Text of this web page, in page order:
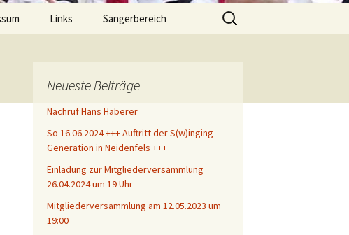
Links Sängerbereich
Suche
nach:
Neueste Beiträge
Nachruf Hans Haberer
So 16.06.2024 +++ Auftritt der S(w)inging
Generation in Neidenfels +++
Einladung zur Mitgliederversammlung
26.04.2024 um 19 Uhr
Mitgliederversammlung am 12.05.2023 um
19:00